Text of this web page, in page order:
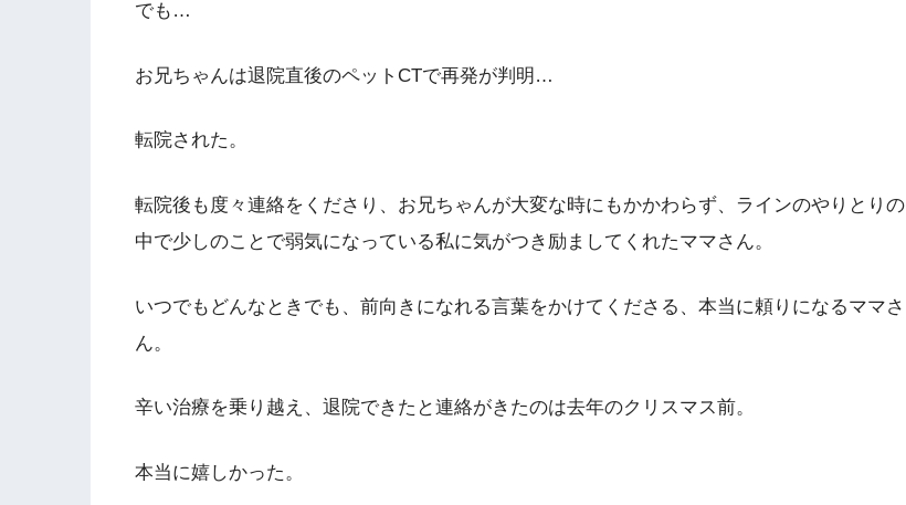
でも…
お兄ちゃんは退院直後のペットCTで再発が判明…
転院された。
転院後も度々連絡をくださり、お兄ちゃんが大変な時にもかかわらず、ラインのやりとりの
中で少しのことで弱気になっている私に気がつき励ましてくれたママさん。
いつでもどんなときでも、前向きになれる言葉をかけてくださる、本当に頼りになるママさ
ん。
辛い治療を乗り越え、退院できたと連絡がきたのは去年のクリスマス前。
本当に嬉しかった。